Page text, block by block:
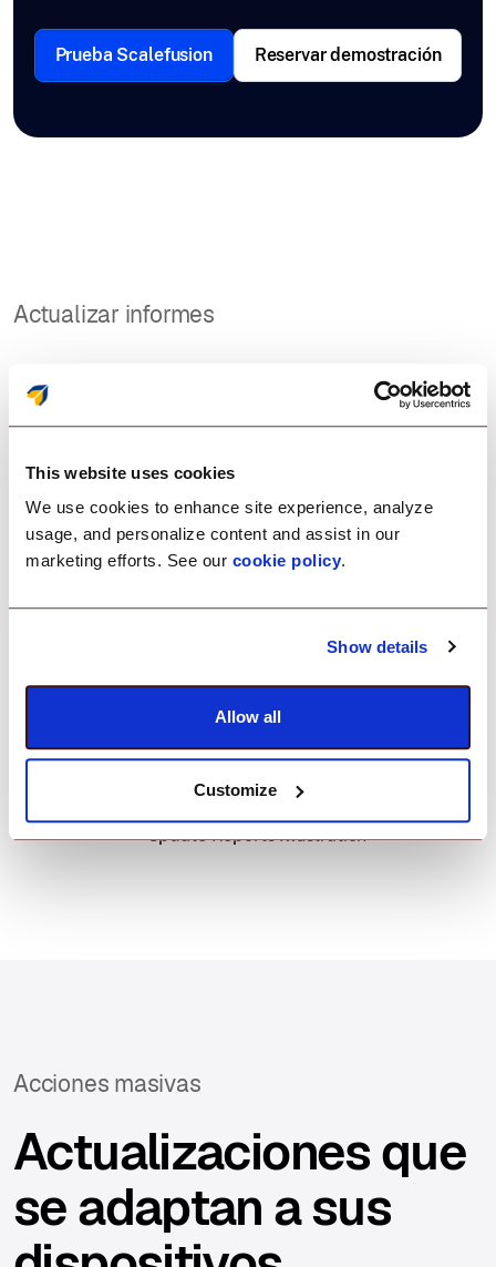
This website uses cookies
We use cookies to enhance site experience, analyze
usage, and personalize content and assist in our
marketing efforts. See our cookie policy.
Show details
Allow all
Customize
Prueba Scalefusion Reservar demostración
Actualizar informes
Vea la imagen completa
a su alcance.
Descargue informes detallados de las
actualizaciones de la aplicación
Ver el estado de actualización de las aplicaciones.
Acciones masivas
Actualizaciones que
se adaptan a sus